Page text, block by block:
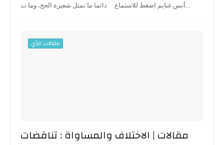
أنس غنايم اضغط للاستماع دائما ما تمثل شعيرة الحج، وما ت…
مقالات الرأي
مقالات | الاختلاف والمساواة : تناقضات